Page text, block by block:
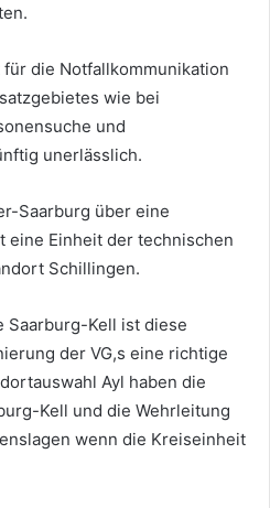
die Notfallkommunikation
wie bei
und
unerlässlich.
Saarburg über eine
eine Einheit der technischen
Schillingen.
Saarburg-Kell ist diese
der VG,s eine richtige
Ayl haben die
Kell und die Wehrleitung
wenn die Kreiseinheit